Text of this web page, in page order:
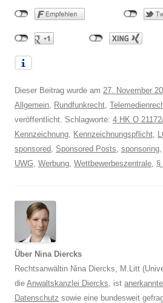
Dieser Beitrag wurde am 27. November
Allgemein, Rundfunkrecht,
veröffentlicht. Schlagworte: 4 HK O
Kennzeichnung, Kennzeichnungspflicht,
sponsored, Sponsored Posts, sponsoring,
UWG, Werbung, Wettbewerbeszentrale, §
Über Nina Diercks
Rechtsanwältin Nina Diercks, M.Litt
die Anwaltskanzlei Diercks, ist
Datenschutz sowie eine bundesweit